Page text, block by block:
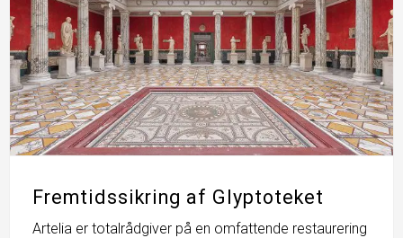
Fremtidssikring af Glyptoteket
Artelia er totalrådgiver på en omfattende restaurering